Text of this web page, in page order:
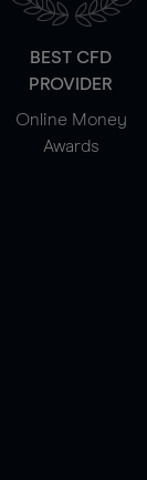
BEST CFD
PROVIDER
Online Money
Awards